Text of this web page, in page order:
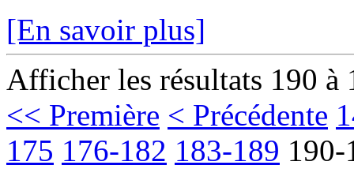
[En savoir plus]
Afficher les résultats 190 à
<< Première < Précédente
175 176-182 183-189 190-